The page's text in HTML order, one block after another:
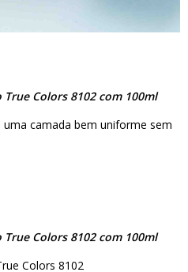
Colors 8102 com 100ml
camada bem uniforme sem
Colors 8102 com 100ml
Colors 8102